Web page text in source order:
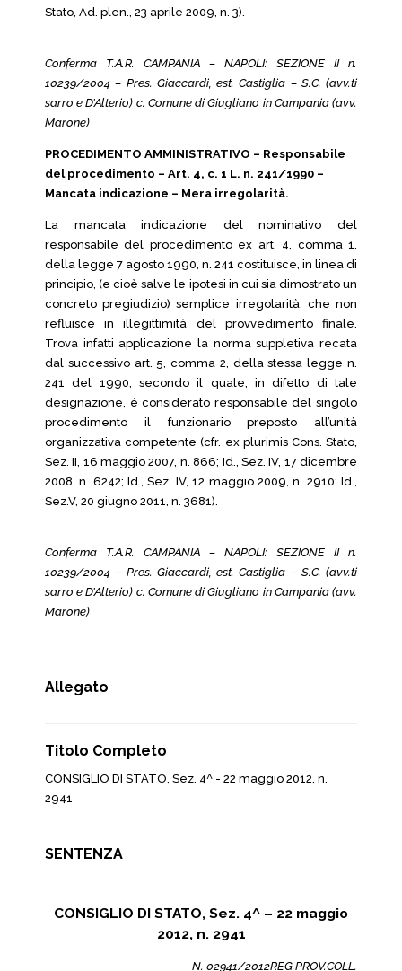
Stato, Ad. plen., 23 aprile 2009, n. 3).
Conferma T.A.R. CAMPANIA – NAPOLI: SEZIONE II n.
10239/2004 – Pres. Giaccardi, est. Castiglia – S.C. (avv.ti
sarro e D’Alterio) c. Comune di Giugliano in Campania (avv.
Marone)
PROCEDIMENTO AMMINISTRATIVO – Responsabile
del procedimento – Art. 4, c. 1 L. n. 241/1990 –
Mancata indicazione – Mera irregolarità.
La mancata indicazione del nominativo del
responsabile del procedimento ex art. 4, comma 1,
della legge 7 agosto 1990, n. 241 costituisce, in linea di
principio, (e cioè salve le ipotesi in cui sia dimostrato un
concreto pregiudizio) semplice irregolarità, che non
refluisce in illegittimità del provvedimento finale.
Trova infatti applicazione la norma suppletiva recata
dal successivo art. 5, comma 2, della stessa legge n.
241 del 1990, secondo il quale, in difetto di tale
designazione, è considerato responsabile del singolo
procedimento il funzionario preposto all’unità
organizzativa competente (cfr. ex plurimis Cons. Stato,
Sez. II, 16 maggio 2007, n. 866; Id., Sez. IV, 17 dicembre
2008, n. 6242; Id., Sez. IV, 12 maggio 2009, n. 2910; Id.,
Sez.V, 20 giugno 2011, n. 3681).
Conferma T.A.R. CAMPANIA – NAPOLI: SEZIONE II n.
10239/2004 – Pres. Giaccardi, est. Castiglia – S.C. (avv.ti
sarro e D’Alterio) c. Comune di Giugliano in Campania (avv.
Marone)
Allegato
Titolo Completo
CONSIGLIO DI STATO, Sez. 4^ - 22 maggio 2012, n.
2941
SENTENZA
CONSIGLIO DI STATO, Sez. 4^ – 22 maggio
2012, n. 2941
N. 02941/2012REG.PROV.COLL.